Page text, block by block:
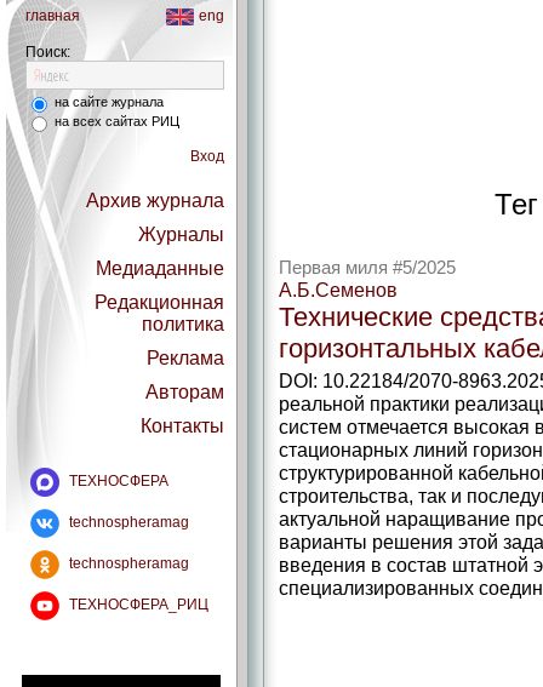
главная eng
Поиск:
на сайте журнала
на всех сайтах РИЦ
Вход
Архив журнала
Журналы
Медиаданные
Редакционная
политика
Реклама
Авторам
Контакты
ТЕХНОСФЕРА
technospheramag
technospheramag
ТЕХНОСФЕРА_РИЦ
Первая миля #5/2025
А.Б.Семенов
Технические
горизонтальных
DOI: 10.22184/2070-
реальной практики
систем отмечается высокая
стационарных линий
структурированной
строительства, так и
актуальной наращивание
варианты решения этой
введения в состав
специализированных